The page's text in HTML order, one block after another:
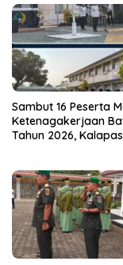
Sambut 16 Peserta
Ketenagakerjaan
Tahun 2026,
Kualitas Diri